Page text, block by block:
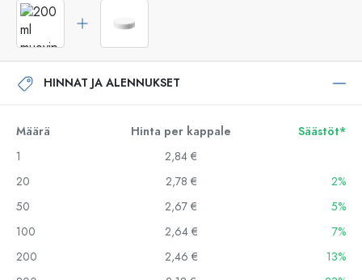
HINNAT JA ALENNUKSET
Määrä Hinta per kappale
Säästöt*
1
2,84 €
20
2,78 €
2%
50
2,67 €
5%
100
2,64 €
7%
200
2,46 €
13%